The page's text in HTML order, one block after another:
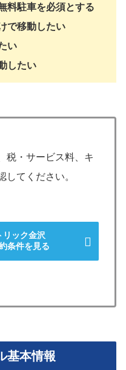
料駐車を必須とする
で移動したい
い
したい
税・サービス料、キ
してください。
リック金沢
条件を見る
基本情報